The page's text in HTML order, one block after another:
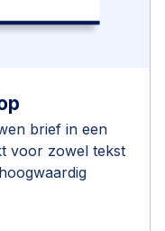
brief in een
voor zowel tekst